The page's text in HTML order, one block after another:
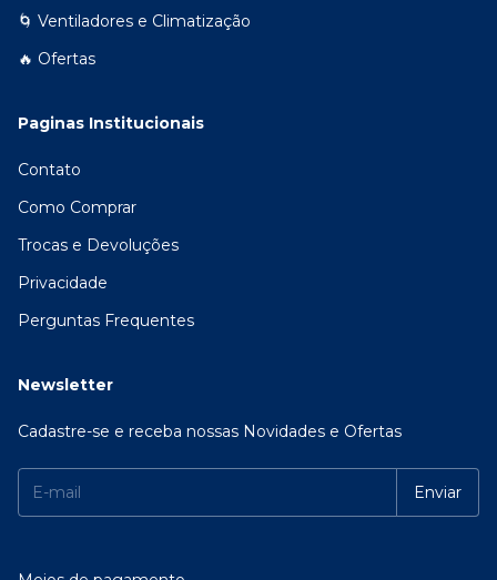
🌀 Ventiladores e Climatização
🔥 Ofertas
Paginas Institucionais
Contato
Como Comprar
Trocas e Devoluções
Privacidade
Perguntas Frequentes
Newsletter
Cadastre-se e receba nossas Novidades e Ofertas